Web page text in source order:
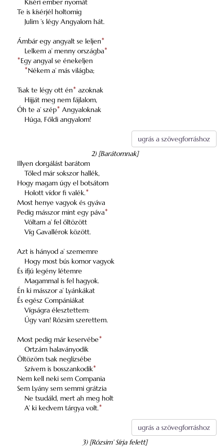
Kíséri ember nyomát
Te is kísérjél holtomig
Julim ’s légy Angyalom hát.
Ámbár egy angyalt se leljen*
Lelkem a’ menny országba*
*Egy angyal se énekeljen
*Nékem a’ más világba;
Tsak te légy ott én* azoknak
Hijját meg nem fájlalom,
Óh te a’ szép* Angyaloknak
Húga, Főldi angyalom!
ugrás a szövegforráshoz
2) [Barátomnak]
Illyen dorgálást barátom
Tőled már sokszor hallék,
Hogy magam úgy el botsátom
Holott vídor fi valék.*
Most henye vagyok és gyáva
Pedig másszor mint egy páva*
Vóltam a’ fel őltözött
Víg Gavallérok között.
Azt is hányod a’ szememre
Hogy most bús komor vagyok
És ifjú legény létemre
Magammal is fel hagyok.
Én ki másszor a’ Lyánkákat
És egész Compániákat
Vígságra élesztettem:
Úgy van! Rózsim szerettem.
Most pedig már keservébe*
Ortzám halaványodik
Öltözöm tsak neglizsébe
Szívem is bosszankodik*
Nem kell neki sem Compania
Sem Lyány sem semmi grátzia
Ne tsudáld, mert ah meg holt
A’ ki kedvem tárgya volt.*
ugrás a szövegforráshoz
3) [Rózsim’ Sírja felett]